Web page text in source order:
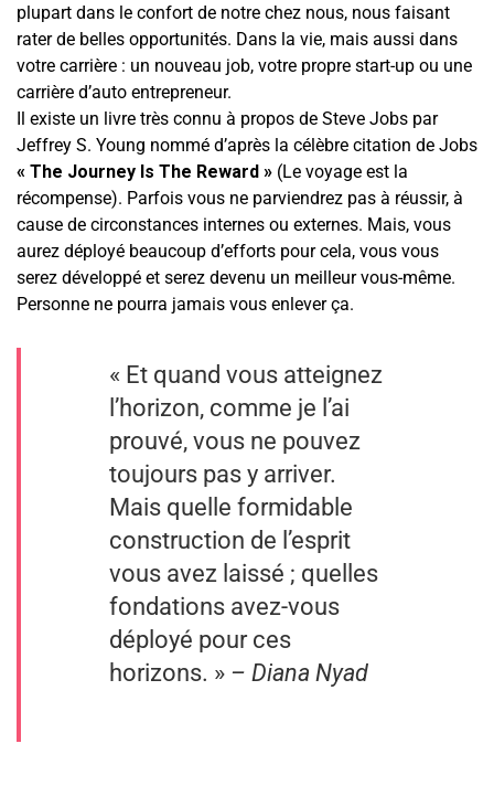
plupart dans le confort de notre chez nous, nous faisant
rater de belles opportunités. Dans la vie, mais aussi dans
votre carrière : un nouveau job, votre propre start-up ou une
carrière d’auto entrepreneur.
Il existe un livre très connu à propos de Steve Jobs par
Jeffrey S. Young nommé d’après la célèbre citation de Jobs
« The Journey Is The Reward » (Le voyage est la
récompense). Parfois vous ne parviendrez pas à réussir, à
cause de circonstances internes ou externes. Mais, vous
aurez déployé beaucoup d’efforts pour cela, vous vous
serez développé et serez devenu un meilleur vous-même.
Personne ne pourra jamais vous enlever ça.
« Et quand vous atteignez
l’horizon, comme je l’ai
prouvé, vous ne pouvez
toujours pas y arriver.
Mais quelle formidable
construction de l’esprit
vous avez laissé ; quelles
fondations avez-vous
déployé pour ces
horizons. » – Diana Nyad